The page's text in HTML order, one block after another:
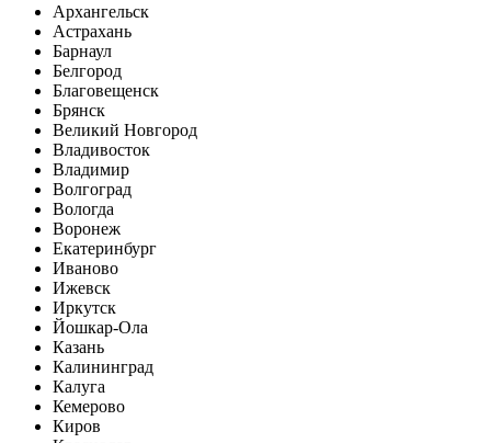
Архангельск
Астрахань
Барнаул
Белгород
Благовещенск
Брянск
Великий Новгород
Владивосток
Владимир
Волгоград
Вологда
Воронеж
Екатеринбург
Иваново
Ижевск
Иркутск
Йошкар-Ола
Казань
Калининград
Калуга
Кемерово
Киров